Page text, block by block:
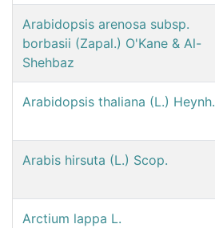
Arabidopsis arenosa subsp.
borbasii (Zapal.) O'Kane & Al-
Shehbaz
Arabidopsis thaliana (L.) Heynh.
Arabis hirsuta (L.) Scop.
Arctium lappa L.